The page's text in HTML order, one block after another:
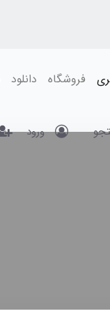
فروشگاه دانلود
ورود